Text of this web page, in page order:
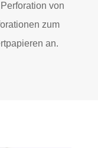
von
zum
an.